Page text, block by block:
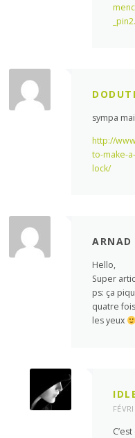
sympa
http://
to-make-
lock/
ARNAD
Hello,
Super
ps: ça
quatre
les yeux